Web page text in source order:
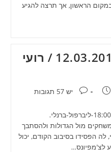
הראשון, אך תרצה להגיע
אירועי דיומא – 12.03.2017 / רועי
תגובות:
יש 57 תגובות
כדורגל: פרמייר ליג - מחזור 28: 18:00-ליברפול-ברנלי.
מול הגדולות ולהסתבך
הפסידו בסיבוב הקודם, יכול
לצ'מפיונס…